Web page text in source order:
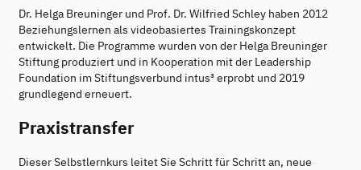
Dr. Helga Breuninger und Prof. Dr. Wilfried Schley haben 2012
Beziehungslernen als videobasiertes Trainingskonzept
entwickelt. Die Programme wurden von der Helga Breuninger
Stiftung produziert und in Kooperation mit der Leadership
Foundation im Stiftungsverbund intus³ erprobt und 2019
grundlegend erneuert.
Praxistransfer
Dieser Selbstlernkurs leitet Sie Schritt für Schritt an, neue